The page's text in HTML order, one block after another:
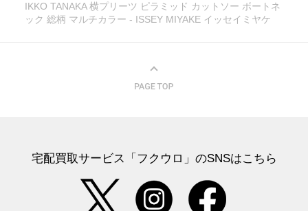
IKKO TANAKA 横プリーツ ピラミッド カットソー ボートネ
ック 総柄 マルチカラー - ISSEY MIYAKE イッセイミヤケ
宅配買取サービス「フクウロ」のSNSはこちら